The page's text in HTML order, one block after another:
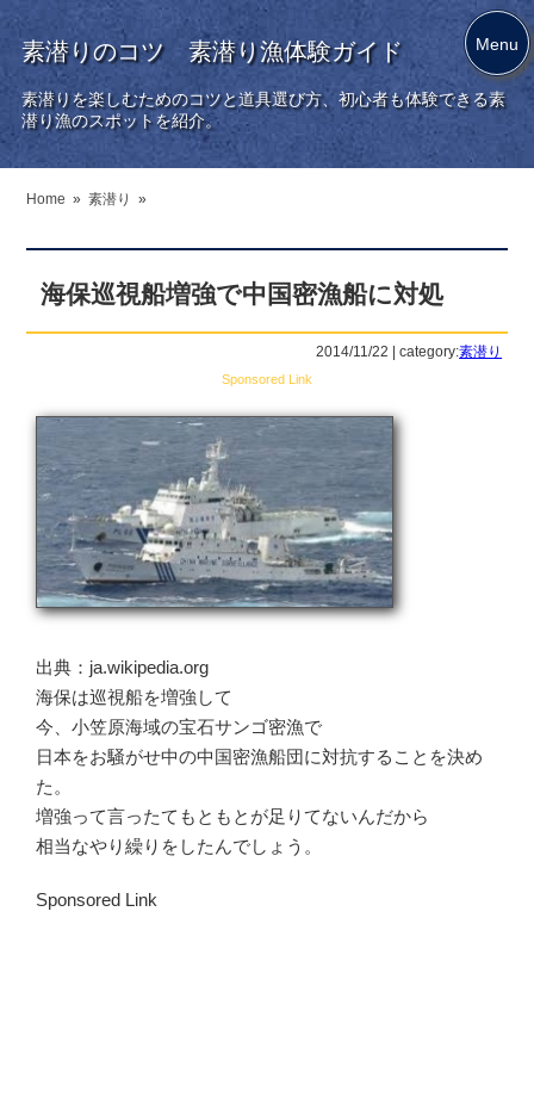
素潜りのコツ 素潜り漁体験ガイド
素潜りを楽しむためのコツと道具選び方、初心者も体験できる素
潜り漁のスポットを紹介。
Home » 素潜り »
海保巡視船増強で中国密漁船に対処
2014/11/22 | category:素潜り
Sponsored Link
出典：ja.wikipedia.org
海保は巡視船を増強して
今、小笠原海域の宝石サンゴ密漁で
日本をお騒がせ中の中国密漁船団に対抗することを決め
た。
増強って言ったてもともとが足りてないんだから
相当なやり繰りをしたんでしょう。
Sponsored Link
Menu